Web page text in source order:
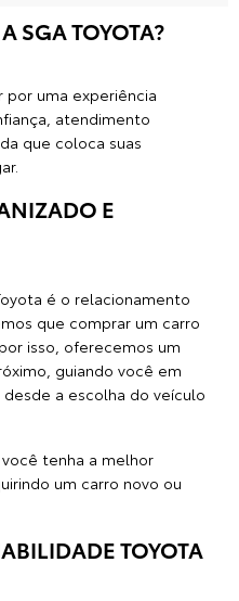
SGA TOYOTA?
por uma experiência
atendimento
que coloca suas
E
é o relacionamento
que comprar um carro
isso, oferecemos um
guiando você em
a escolha do veículo
tenha a melhor
um carro novo ou
TOYOTA